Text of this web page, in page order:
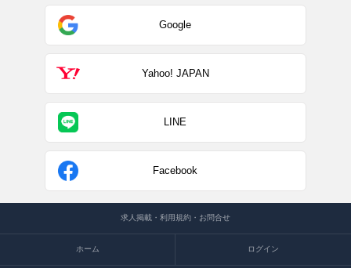
Google
Yahoo! JAPAN
LINE
Facebook
求人掲載・利用規約・お問合せ
ホーム ログイン